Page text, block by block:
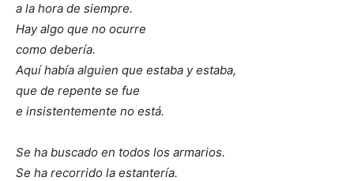
a la hora de siempre.
Hay algo que no ocurre
como debería.
Aquí había alguien que estaba y estaba,
que de repente se fue
e insistentemente no está.
Se ha buscado en todos los armarios.
Se ha recorrido la estantería.